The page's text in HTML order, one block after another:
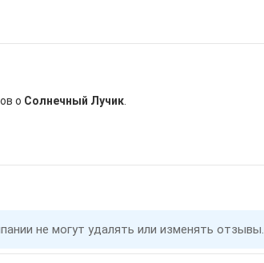
о Солнечный Лучик
не могут удалять или изменять отзывы.